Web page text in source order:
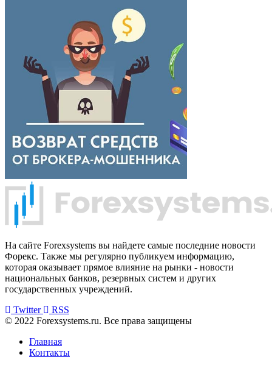
На сайте Forexsystems вы найдете самые последние новости
Форекс. Также мы регулярно публикуем информацию,
которая оказывает прямое влияние на рынки - новости
национальных банков, резервных систем и других
государственных учреждений.
Twitter
RSS
© 2022 Forexsystems.ru. Все права защищены
Главная
Контакты